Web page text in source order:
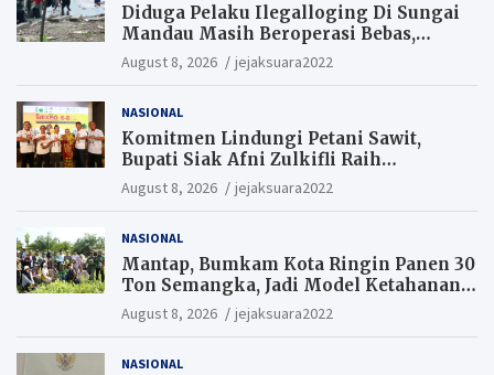
Diduga Pelaku Ilegalloging Di Sungai
Mandau Masih Beroperasi Bebas,
Masyarakat Minta Aparat Penegak
Hukum Segera Tangkap Aktor Dan
August 8, 2026 jejaksuara2022
NASIONAL
Komitmen Lindungi Petani Sawit,
Bupati Siak Afni Zulkifli Raih
Penghargaan SIEXPO 2026
August 8, 2026 jejaksuara2022
NASIONAL
Mantap, Bumkam Kota Ringin Panen 30
Ton Semangka, Jadi Model Ketahanan
Pangan Siak.
August 8, 2026 jejaksuara2022
NASIONAL